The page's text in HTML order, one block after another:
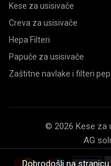
Kese za usisivače
Creva za usisivače
Hepa Filteri
Papuče za usisivače
Zaštitne navlake i filteri
© 2026 Kese za
AG
Dobrodošli na